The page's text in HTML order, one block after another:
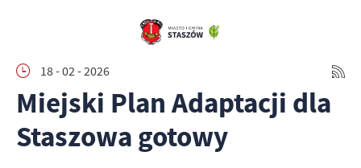
18 - 02 - 2026
Miejski Plan Adaptacji dla
Staszowa gotowy